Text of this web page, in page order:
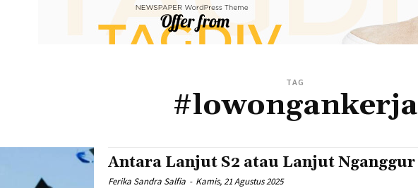
TAG
#lowongankerja
Antara Lanjut S2 atau Lanjut Nganggur
Ferika Sandra Salfia - Kamis, 21 Agustus 2025